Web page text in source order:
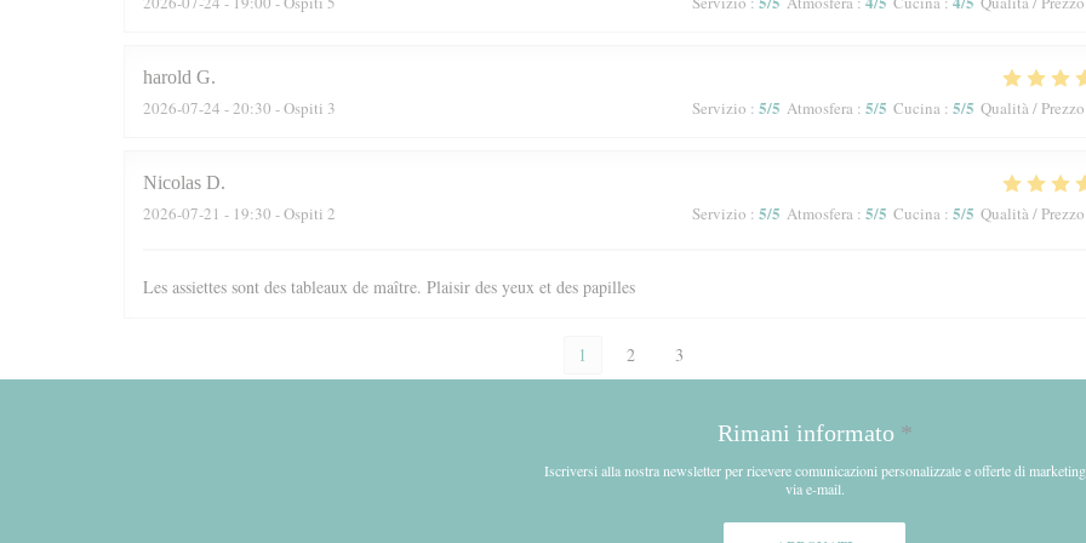
harold G
2026-07-24 - 20:30 - Ospiti 3 Servizio : 5/5 Atmosfera : 5/5 Cucina : 5/5 Qualità / Prezzo
Nicolas D
2026-07-21 - 19:30 - Ospiti 2 Servizio : 5/5 Atmosfera : 5/5 Cucina : 5/5 Qualità / Prezzo
Les assiettes sont des tableaux de maître. Plaisir des yeux et des papilles
1 2 3
Rimani informato *
Iscriversi alla nostra newsletter per ricevere comunicazioni personalizzate e offerte di marketing
via e-mail.